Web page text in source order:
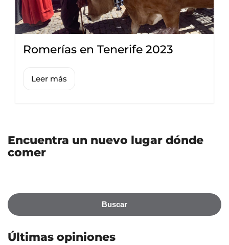
Romerías en Tenerife 2023
Leer más
Encuentra un nuevo lugar dónde
comer
Buscar
Últimas opiniones